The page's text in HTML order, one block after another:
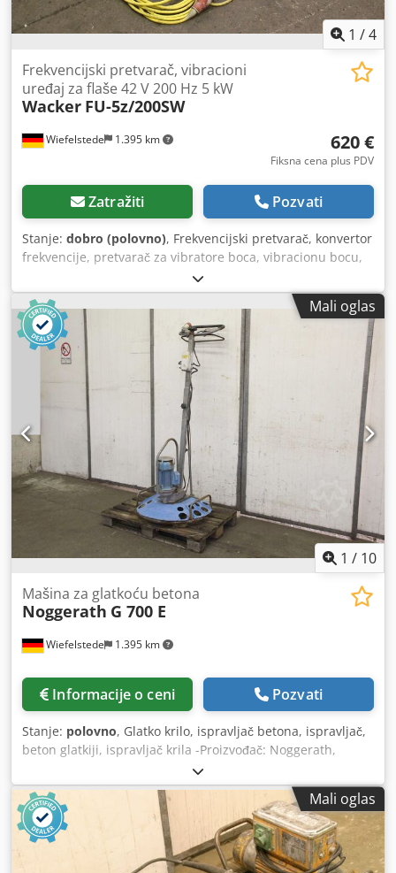
1 /4
Wiefelstede 1.395 km
Frekvencijski pretvarač, vibracioni
uređaj za flaše 42 V 200 Hz 5 kW
Wacker FU-5z/200SW
620 €
Fiksna cena plus PDV
Zatražiti Pozvati
Stanje: dobro (polovno), Frekvencijski pretvarač, konvertor
frekvencije, pretvarač za vibratore boca, vibracionu bocu,
unutrašnji vibrator -Frekvencijski pretvarač -Snaga: 5 kW -
Izlaz: 42 V Dsdpfxsc Nfd Te Ahkock -Frekvencija: 200 Hz -
Dimenzije: 1160/600/V740 mm -Težina: 88 kg
Mali oglas
1 / 10
Wiefelstede 1.395 km
Mašina za glatkoću betona
Noggerath G 700 E
Informacije o ceni Pozvati
Stanje: polovno, Glatko krilo, ispravljač betona, ispravljač,
beton glatkiji, ispravljač krila -Proizvođač: Noggerath,
Ručna mašina za uglačavanje betona tip G 700 E -
Elektromotor: 2.0 / 1.35 kW Djdpsg T I Nwefx Ahkock -
Prečnik ploče: 700 mm -Dimenzije transporta:
1040/780/H1300 mm -Težina: 69 kg
Mali oglas